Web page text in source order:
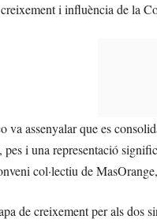
i influència de la
va assenyalar que es
i una representació
col·lectiu de
de creixement per als dos